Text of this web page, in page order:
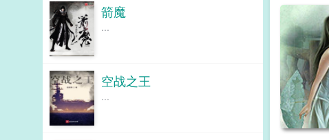
箭魔
...
空战之王
...